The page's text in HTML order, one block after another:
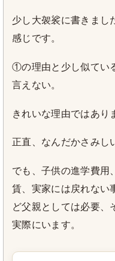
少し大袈裟に書きまし
感じです。
①の理由と少し似てい
言えない。
きれいな理由ではあり
正直、なんだかさみし
でも、子供の進学費用
賃、実家には戻れない
ど父親としては必要、
実際にいます。